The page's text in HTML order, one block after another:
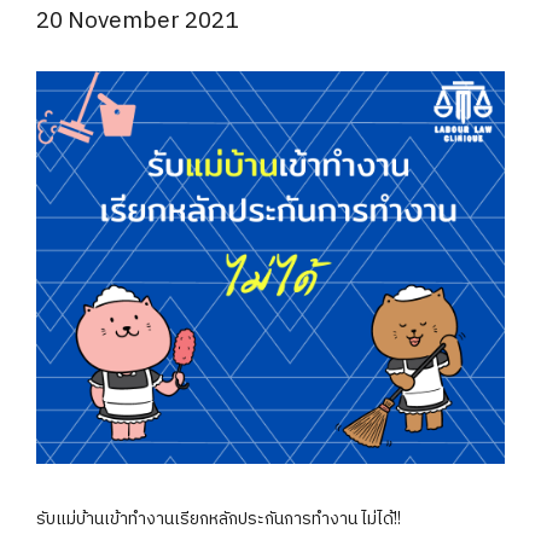
20 November 2021
รับแม่บ้านเข้าทำงานเรียกหลักประกันการทำงาน ไม่ได้!!